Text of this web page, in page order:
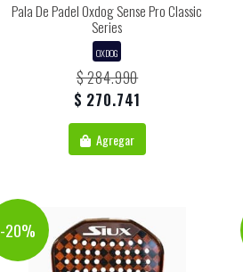
Pala De Padel Oxdog Sense Pro Classic
Series
OXDOG
$ 284.990
$ 270.741
Agregar
-20%